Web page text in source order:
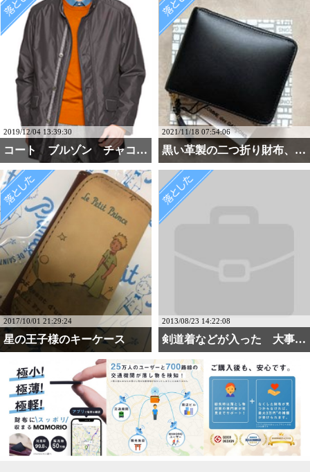
2019/12/04 13:39:30
コート ブルゾン チャコ・・・
2021/11/18 07:54:06
黒い革製の二つ折り財布、・・・
2017/10/01 21:29:24
星の王子様のキーケース
2013/08/23 14:22:08
剣道着などが入った 大事・・・